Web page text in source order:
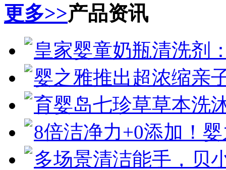
更多>>产品资讯
皇家婴童奶瓶清洗剂
婴之雅推出超浓缩亲
育婴岛七珍草草本洗
8倍洁净力+0添加！
多场景清洁能手，贝